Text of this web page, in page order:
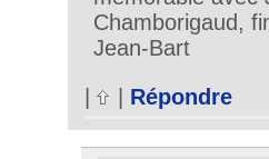
Chamborigaud,
Jean-Bart
Répondre